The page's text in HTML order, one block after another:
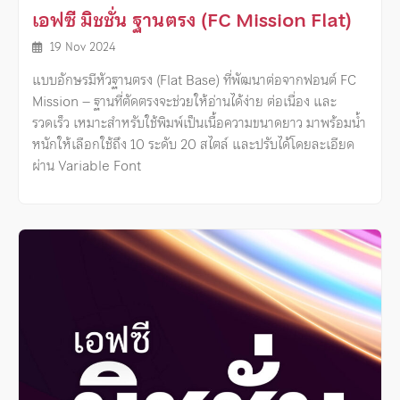
เอฟซี มิชชั่น ฐานตรง (FC Mission Flat)
19 Nov 2024
แบบอักษรมีหัวฐานตรง (Flat Base) ที่พัฒนาต่อจากฟอนต์ FC
Mission – ฐานที่ตัดตรงจะช่วยให้อ่านได้ง่าย ต่อเนื่อง และ
รวดเร็ว เหมาะสำหรับใช้พิมพ์เป็นเนื้อความขนาดยาว มาพร้อมน้ำ
หนักให้เลือกใช้ถึง 10 ระดับ 20 สไตล์ และปรับได้โดยละเอียด
ผ่าน Variable Font